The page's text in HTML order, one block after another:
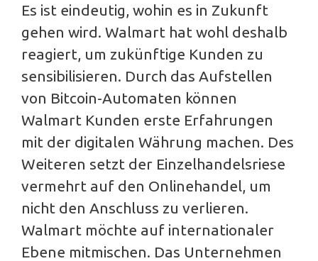
Es ist eindeutig, wohin es in Zukunft
gehen wird. Walmart hat wohl deshalb
reagiert, um zukünftige Kunden zu
sensibilisieren. Durch das Aufstellen
von Bitcoin-Automaten können
Walmart Kunden erste Erfahrungen
mit der digitalen Währung machen. Des
Weiteren setzt der Einzelhandelsriese
vermehrt auf den Onlinehandel, um
nicht den Anschluss zu verlieren.
Walmart möchte auf internationaler
Ebene mitmischen. Das Unternehmen